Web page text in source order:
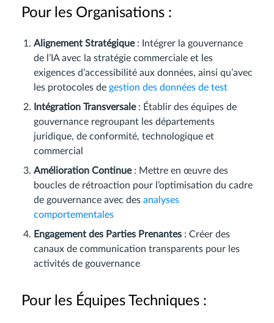
Pour les Organisations :
Alignement Stratégique: Intégrer la gouvernance
de l’IA avec la stratégie commerciale et les
exigences d’accessibilité aux données, ainsi qu’avec
les protocoles de gestion des données de test
Intégration Transversale: Établir des équipes de
gouvernance regroupant les départements
juridique, de conformité, technologique et
commercial
Amélioration Continue: Mettre en œuvre des
boucles de rétroaction pour l’optimisation du cadre
de gouvernance avec des analyses
comportementales
Engagement des Parties Prenantes : Créer des
canaux de communication transparents pour les
activités de gouvernance
Pour les Équipes Techniques :